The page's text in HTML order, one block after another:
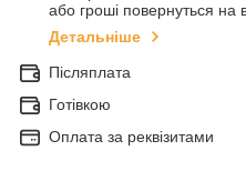
або гроші повернуться на
Детальніше
Післяплата
Готівкою
Оплата за реквізитами